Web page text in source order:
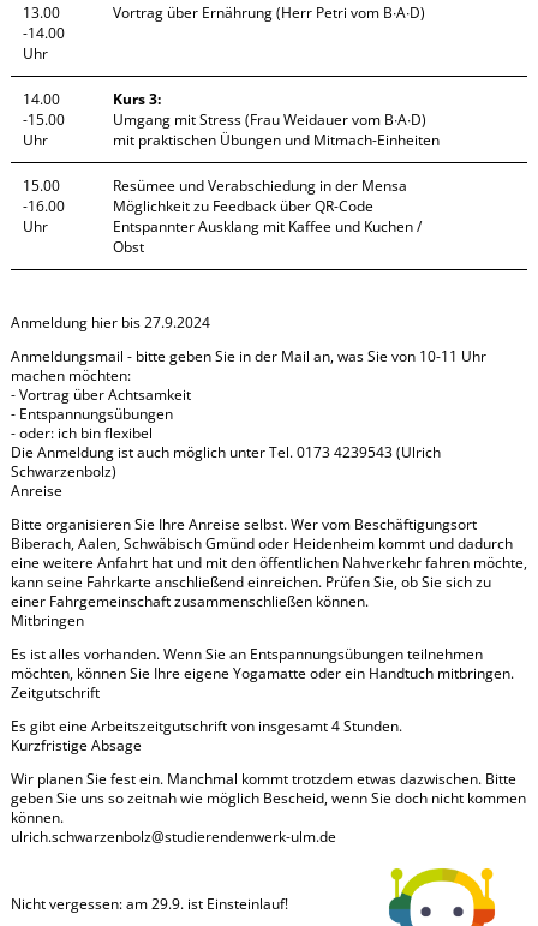
13.00
-14.00
Uhr
Vortrag über Ernährung (Herr Petri vom B∙A∙D)
14.00
-15.00
Uhr
Kurs 3:
Umgang mit Stress (Frau Weidauer vom B∙A∙D)
mit praktischen Übungen und Mitmach-Einheiten
15.00
-16.00
Uhr
Resümee und Verabschiedung in der Mensa
Möglichkeit zu Feedback über QR-Code
Entspannter Ausklang mit Kaffee und Kuchen /
Obst
Anmeldung hier bis 27.9.2024
Anmeldungsmail - bitte geben Sie in der Mail an, was Sie von 10-11 Uhr
machen möchten:
- Vortrag über Achtsamkeit
- Entspannungsübungen
- oder: ich bin flexibel
Die Anmeldung ist auch möglich unter Tel. 0173 4239543 (Ulrich
Schwarzenbolz)
Anreise
Bitte organisieren Sie Ihre Anreise selbst. Wer vom Beschäftigungsort
Biberach, Aalen, Schwäbisch Gmünd oder Heidenheim kommt und dadurch
eine weitere Anfahrt hat und mit den öffentlichen Nahverkehr fahren möchte,
kann seine Fahrkarte anschließend einreichen. Prüfen Sie, ob Sie sich zu
einer Fahrgemeinschaft zusammenschließen können.
Mitbringen
Es ist alles vorhanden. Wenn Sie an Entspannungsübungen teilnehmen
möchten, können Sie Ihre eigene Yogamatte oder ein Handtuch mitbringen.
Zeitgutschrift
Es gibt eine Arbeitszeitgutschrift von insgesamt 4 Stunden.
Kurzfristige Absage
Wir planen Sie fest ein. Manchmal kommt trotzdem etwas dazwischen. Bitte
geben Sie uns so zeitnah wie möglich Bescheid, wenn Sie doch nicht kommen
können.
ulrich.schwarzenbolz@studierendenwerk-ulm.de
Nicht vergessen: am 29.9. ist Einsteinlauf!